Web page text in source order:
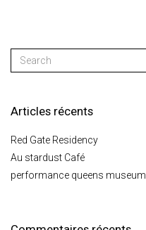
Articles récents
Red Gate Residency
Au stardust Café
performance queens museum